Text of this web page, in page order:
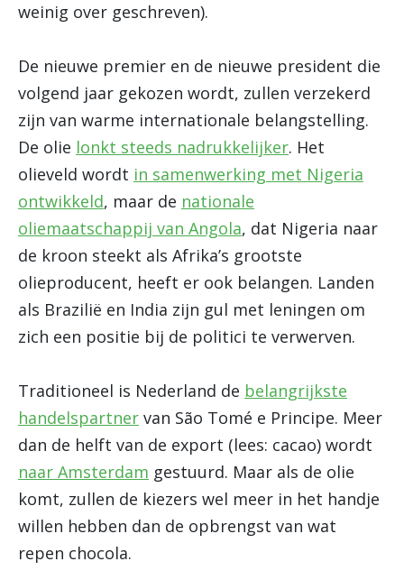
weinig over geschreven).
De nieuwe premier en de nieuwe president die
volgend jaar gekozen wordt, zullen verzekerd
zijn van warme internationale belangstelling.
De olie lonkt steeds nadrukkelijker. Het
olieveld wordt in samenwerking met Nigeria
ontwikkeld, maar de nationale
oliemaatschappij van Angola, dat Nigeria naar
de kroon steekt als Afrika’s grootste
olieproducent, heeft er ook belangen. Landen
als Brazilië en India zijn gul met leningen om
zich een positie bij de politici te verwerven.
Traditioneel is Nederland de belangrijkste
handelspartner van São Tomé e Principe. Meer
dan de helft van de export (lees: cacao) wordt
naar Amsterdam gestuurd. Maar als de olie
komt, zullen de kiezers wel meer in het handje
willen hebben dan de opbrengst van wat
repen chocola.